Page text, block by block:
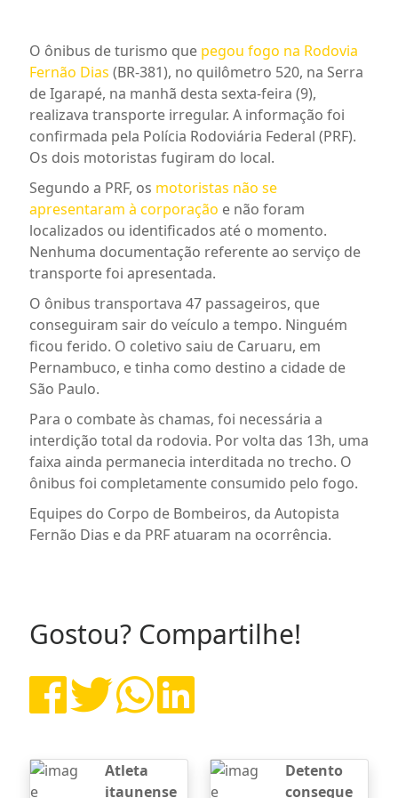
O ônibus de turismo que pegou fogo na Rodovia
Fernão Dias (BR-381), no quilômetro 520, na Serra
de Igarapé, na manhã desta sexta-feira (9),
realizava transporte irregular. A informação foi
confirmada pela Polícia Rodoviária Federal (PRF).
Os dois motoristas fugiram do local.
Segundo a PRF, os motoristas não se
apresentaram à corporação e não foram
localizados ou identificados até o momento.
Nenhuma documentação referente ao serviço de
transporte foi apresentada.
O ônibus transportava 47 passageiros, que
conseguiram sair do veículo a tempo. Ninguém
ficou ferido. O coletivo saiu de Caruaru, em
Pernambuco, e tinha como destino a cidade de
São Paulo.
Para o combate às chamas, foi necessária a
interdição total da rodovia. Por volta das 13h, uma
faixa ainda permanecia interditada no trecho. O
ônibus foi completamente consumido pelo fogo.
Equipes do Corpo de Bombeiros, da Autopista
Fernão Dias e da PRF atuaram na ocorrência.
Gostou? Compartilhe!
Atleta
itaunense
Detento
consegue